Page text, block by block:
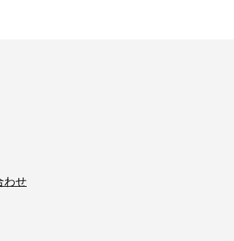
わせ